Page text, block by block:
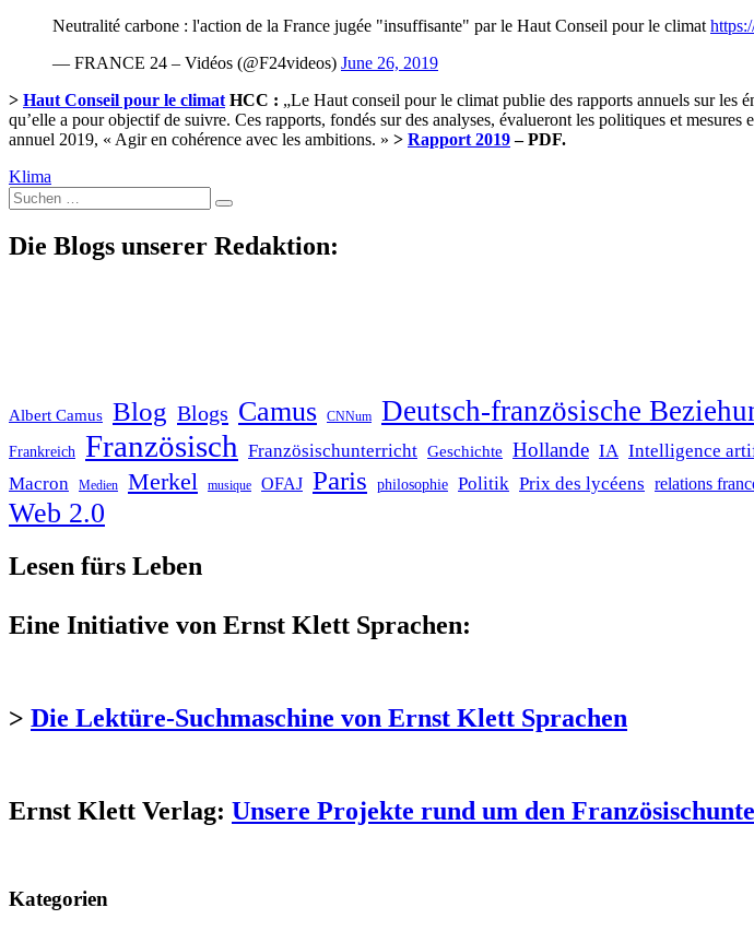
Neutralité carbone : l'action de la France jugée "insuffisante" par le Haut Conseil pour le climat
— FRANCE 24 – Vidéos (@F24videos) June 26, 2019
> Haut Conseil pour le climatHCC : „Le Haut conseil pour le climat publie des rapports annuels sur les
qu’elle a pour objectif de suivre. Ces rapports, fondés sur des analyses, évalueront les politiques et
annuel 2019, « Agir en cohérence avec les ambitions. » > Rapport 2019– PDF.
Klima
Suche
nach:
Die Blogs unserer Redaktion:
Albert Camus Blog Blogs Camus CNNum Deutsch-französische
Frankreich Französisch Französischunterricht Geschichte Hollande IA Intelligence
Macron Medien Merkel musique OFAJ Paris philosophie Politik Prix des lycéens relations
Web 2.0
Lesen fürs Leben
Eine Initiative von Ernst Klett Sprachen:
> Die Lektüre-Suchmaschine von Ernst Klett Sprachen
Ernst Klett Verlag: Unsere Projekte rund um den
Kategorien